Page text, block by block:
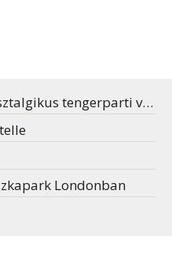
tengerparti városka
Londonban